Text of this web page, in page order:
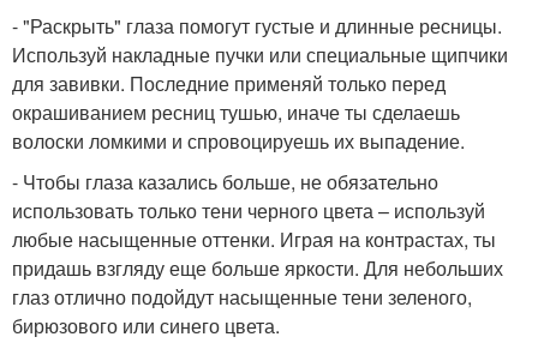
- "Раскрыть" глаза помогут густые и длинные ресницы.
Используй накладные пучки или специальные щипчики
для завивки. Последние применяй только перед
окрашиванием ресниц тушью, иначе ты сделаешь
волоски ломкими и спровоцируешь их выпадение.
- Чтобы глаза казались больше, не обязательно
использовать только тени черного цвета – используй
любые насыщенные оттенки. Играя на контрастах, ты
придашь взгляду еще больше яркости. Для небольших
глаз отлично подойдут насыщенные тени зеленого,
бирюзового или синего цвета.